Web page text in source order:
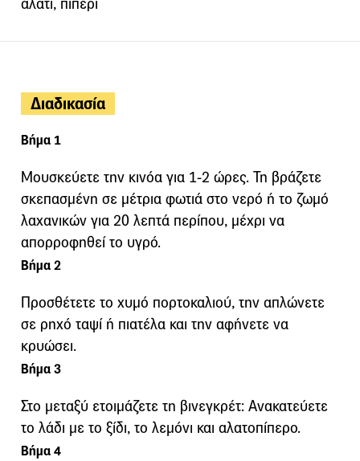
αλάτι, πιπέρι
Διαδικασία
Βήμα 1
Μουσκεύετε την κινόα για 1-2 ώρες. Τη βράζετε
σκεπασμένη σε μέτρια φωτιά στο νερό ή το ζωμό
λαχανικών για 20 λεπτά περίπου, μέχρι να
απορροφηθεί το υγρό.
Βήμα 2
Προσθέτετε το χυμό πορτοκαλιού, την απλώνετε
σε ρηχό ταψί ή πιατέλα και την αφήνετε να
κρυώσει.
Βήμα 3
Στο μεταξύ ετοιμάζετε τη βινεγκρέτ: Ανακατεύετε
το λάδι με το ξίδι, το λεμόνι και αλατοπίπερο.
Βήμα 4